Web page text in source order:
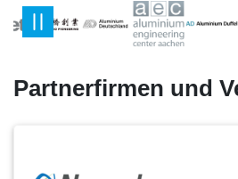
You can use the keyboard arrow
Partnerfirmen und